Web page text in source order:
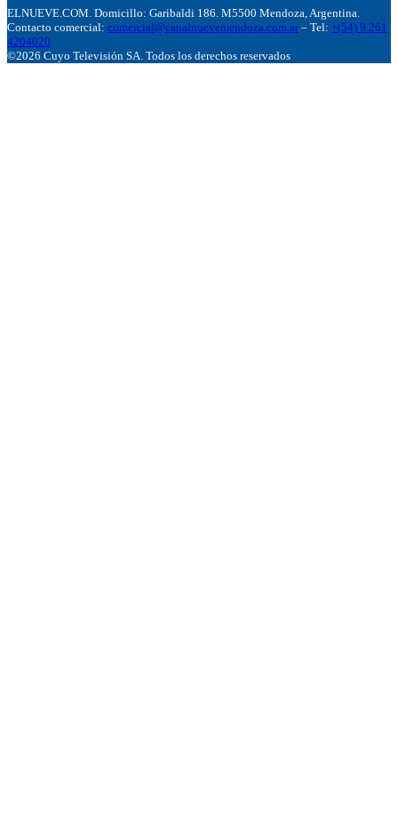
ELNUEVE.COM. Domicillo: Garibaldi 186. M5500 Mendoza, Argentina.
Contacto comercial: comercial@canalnuevemendoza.com.ar – Tel: +(54) 9 261
4204020
©2026 Cuyo Televisión SA. Todos los derechos reservados